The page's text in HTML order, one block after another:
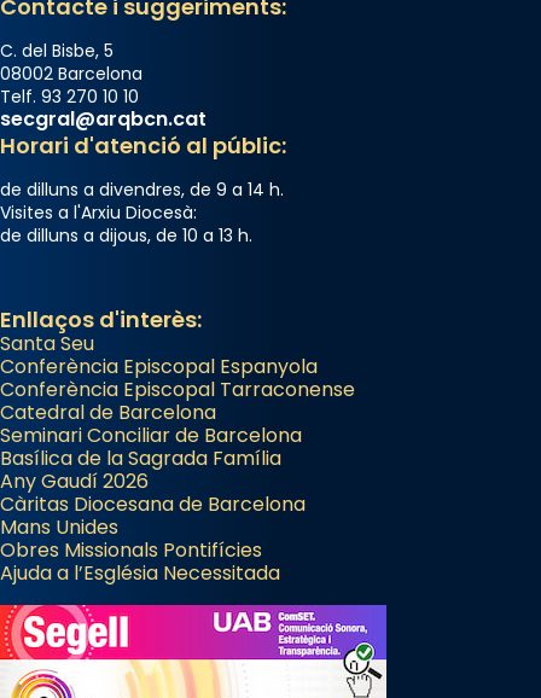
Contacte i suggeriments:
C. del Bisbe, 5
08002 Barcelona
Telf. 93 270 10 10
secgral@arqbcn.cat
Horari d'atenció al públic:
de dilluns a divendres, de 9 a 14 h.
Visites a l'Arxiu Diocesà:
de dilluns a dijous, de 10 a 13 h.
Enllaços d'interès:
Santa Seu
Conferència Episcopal Espanyola
Conferència Episcopal Tarraconense
Catedral de Barcelona
Seminari Conciliar de Barcelona
Basílica de la Sagrada Família
Any Gaudí 2026
Càritas Diocesana de Barcelona
Mans Unides
Obres Missionals Pontifícies
Ajuda a l’Església Necessitada